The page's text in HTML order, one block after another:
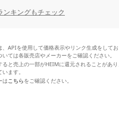
ンキングもチェック
APIを使用して価格表示やリンク生成をして
ては各販売店やメーカーをご確認ください。
と売上の一部がHEIMに還元されることがあ
ます。
は こちらをご確認ください。